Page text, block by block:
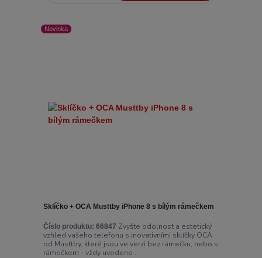
Novinka
Sklíčko + OCA Musttby iPhone 8 s bílým rámečkem
Číslo produktu: 66847 Zvyšte odolnost a estetický
vzhled vašeho telefonu s inovativními sklíčky OCA
od Musttby, které jsou ve verzi bez rámečku, nebo s
rámečkem - vždy uvedeno ...